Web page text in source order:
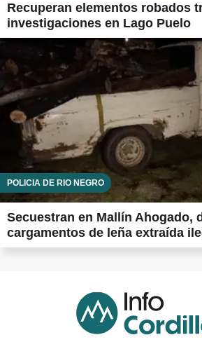
Recuperan elementos robados
investigaciones en Lago Puelo
POLICÍA DE RÍO NEGRO
Secuestran en Mallín Ahogado,
cargamentos de leña extraída